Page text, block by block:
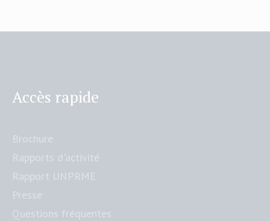
Accès rapide
Brochure
Rapports d'activité
Rapport UNPRME
Presse
Questions fréquentes